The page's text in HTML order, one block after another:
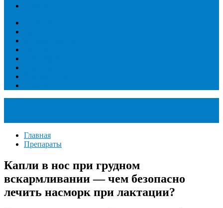
Главная
Препараты
Капли в нос при грудном
вскармливании — чем безопасно
лечить насморк при лактации?